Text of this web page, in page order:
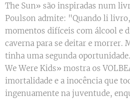
The Sun» são inspiradas num
Poulson admite: "Quando li
momentos difíceis com álcool e
caverna para se deitar e morrer.
tinha uma segunda
We Were Kids» mostra os
imortalidade e a inocência que
ingenuamente na juventude,